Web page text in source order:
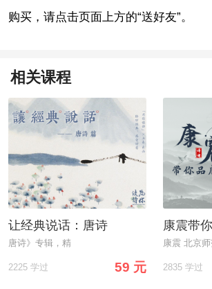
购买，请点击页面上方的“送好友”。
相关课程
让经典说话：唐诗
唐诗》专辑，精
2225 学过 59 元
康震 北京
2835 学过